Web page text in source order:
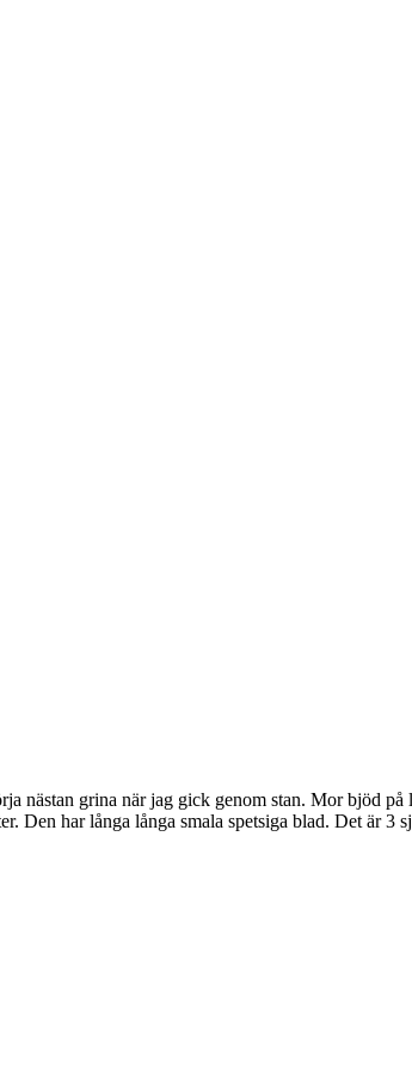
nästan grina när jag gick genom stan. Mor bjöd
Den har långa långa smala spetsiga blad. Det är 3